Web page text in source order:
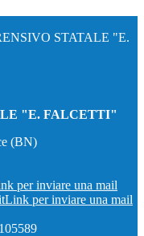
STATALE "E.
"E. FALCETTI"
(BN)
per inviare una mail
Link per inviare una mail